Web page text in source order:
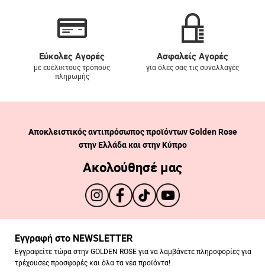
Εύκολες Αγορές
με ευέλικτους τρόπους
πληρωμής
Ασφαλείς Αγορές
για όλες σας τις συναλλαγές
Αποκλειστικός αντιπρόσωπος προϊόντων Golden Rose
στην Ελλάδα και στην Κύπρο
Ακολούθησέ μας
Εγγραφή στο NEWSLETTER
Εγγραφείτε τώρα στην GOLDEN ROSE για να λαμβάνετε πληροφορίες για
τρέχουσες προσφορές και όλα τα νέα προϊόντα!